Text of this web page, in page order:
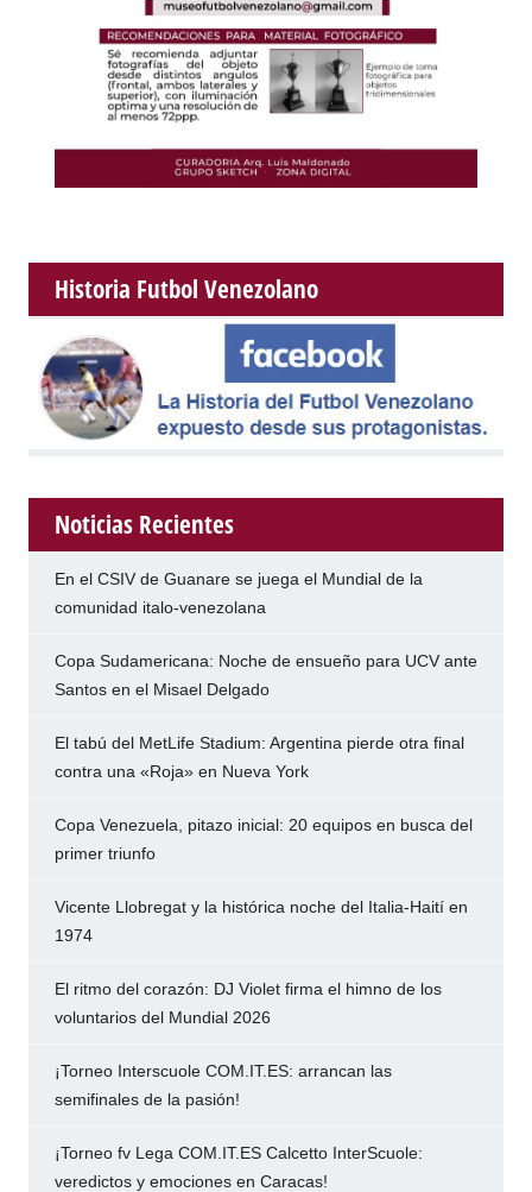
Historia Futbol Venezolano
Noticias Recientes
En el CSIV de Guanare se juega el Mundial de la
comunidad italo-venezolana
Copa Sudamericana: Noche de ensueño para UCV ante
Santos en el Misael Delgado
El tabú del MetLife Stadium: Argentina pierde otra final
contra una «Roja» en Nueva York
Copa Venezuela, pitazo inicial: 20 equipos en busca del
primer triunfo
Vicente Llobregat y la histórica noche del Italia-Haití en
1974
El ritmo del corazón: DJ Violet firma el himno de los
voluntarios del Mundial 2026
¡Torneo Interscuole COM.IT.ES: arrancan las
semifinales de la pasión!
¡Torneo fv Lega COM.IT.ES Calcetto InterScuole:
veredictos y emociones en Caracas!